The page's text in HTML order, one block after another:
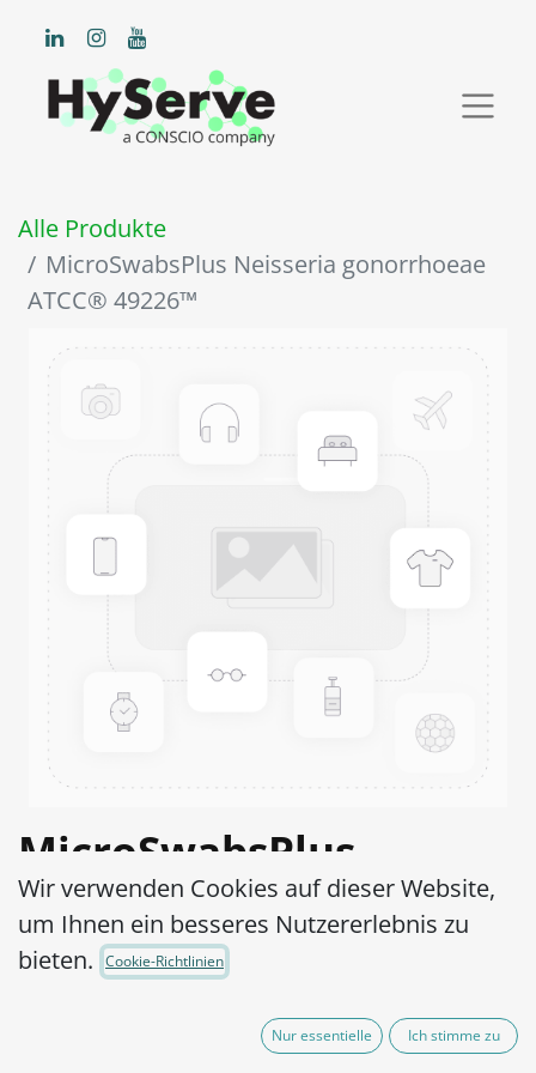
Alle Produkte
MicroSwabsPlus Neisseria gonorrhoeae
ATCC® 49226™
MicroSwabsPlus
Neisseria gonorrhoeae
ATCC® 49226™
exkl. MwSt.
Wir verwenden Cookies auf dieser Website,
um Ihnen ein besseres Nutzererlebnis zu
bieten.
Cookie-Richtlinien
Nur essentielle Ich stimme zu